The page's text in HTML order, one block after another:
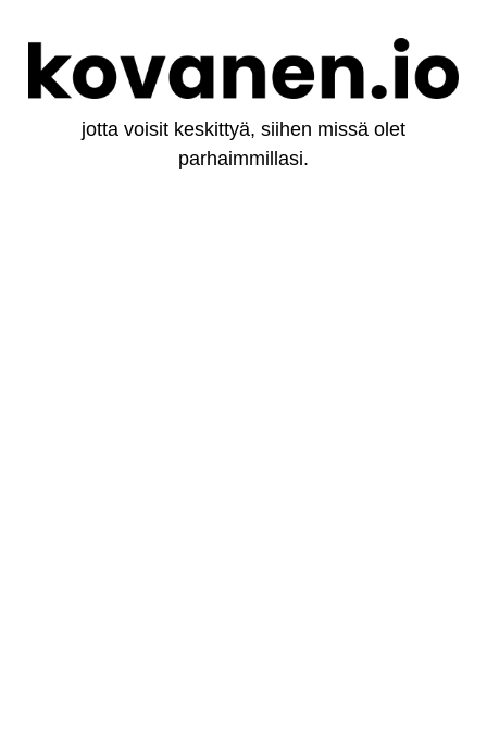
jotta voisit keskittyä, siihen missä olet
parhaimmillasi.